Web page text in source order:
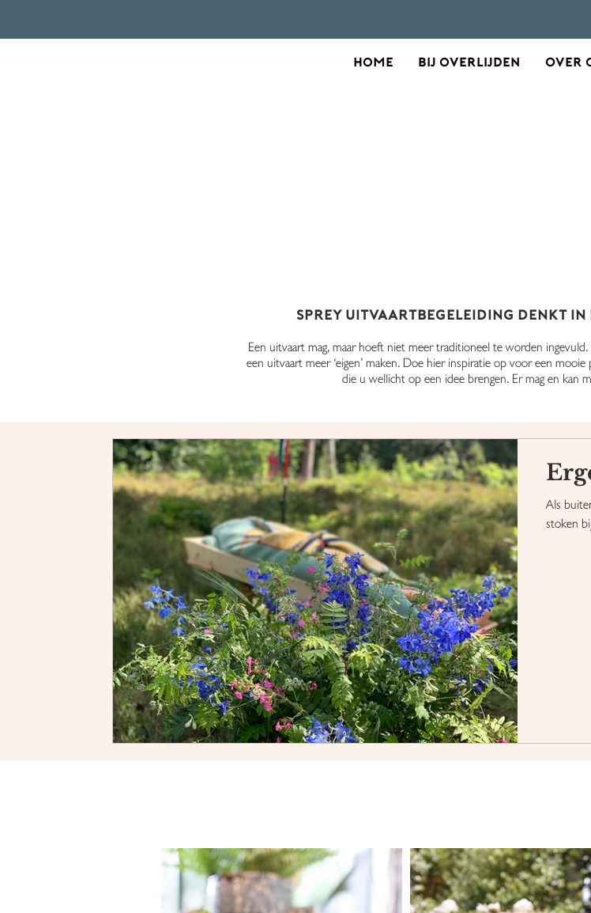
Home Bij overlijden Over
Als
stoken
Sprey Uitvaartbegeleiding denkt in
Een uitvaart mag, maar hoeft niet meer traditioneel te worden
een uitvaart meer ‘eigen’ maken. Doe hier inspiratie op voor een
die u wellicht op een idee brengen. Er mag en kan